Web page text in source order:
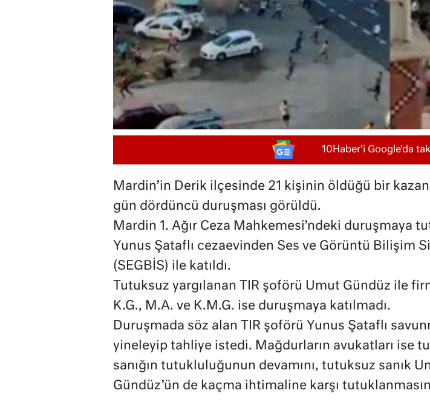
10Haber'i Google'da
Mardin’in Derik ilçesinde 21 kişinin öldüğü bir
gün dördüncü duruşması görüldü.
Mardin 1. Ağır Ceza Mahkemesi’ndeki duruşmaya
Yunus Şataflı cezaevinden Ses ve Görüntü Bilişim
(SEGBİS) ile katıldı.
Tutuksuz yargılanan TIR şoförü Umut Gündüz ile
K.G., M.A. ve K.M.G. ise duruşmaya katılmadı.
Duruşmada söz alan TIR şoförü Yunus Şataflı
yineleyip tahliye istedi. Mağdurların avukatları ise
sanığın tutukluluğunun devamını, tutuksuz sanık
Gündüz’ün de kaçma ihtimaline karşı